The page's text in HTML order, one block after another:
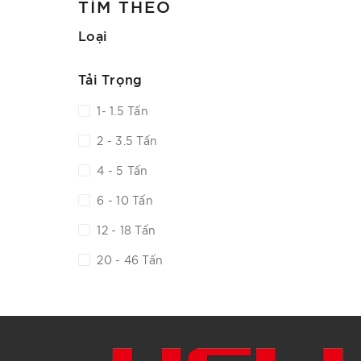
TÌM THEO
Loại
Tải Trọng
1- 1.5 Tấn
2 - 3.5 Tấn
4 - 5 Tấn
6 - 10 Tấn
12 - 18 Tấn
20 - 46 Tấn